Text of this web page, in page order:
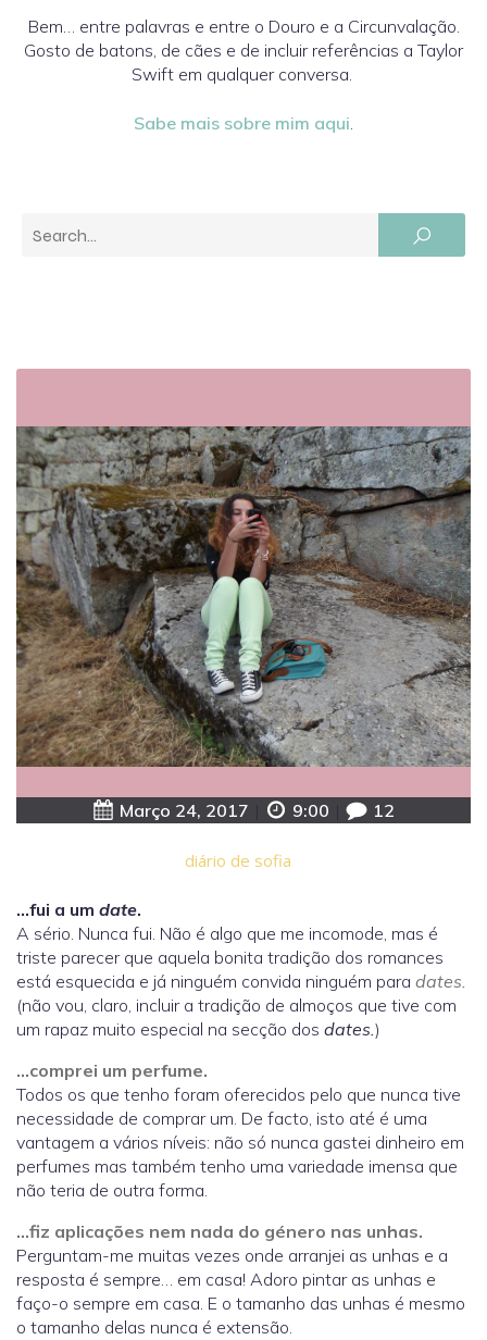
Bem… entre palavras e entre o Douro e a Circunvalação.
Gosto de batons, de cães e de incluir referências a Taylor
Swift em qualquer conversa.
Sabe mais sobre mim aqui.
Março 24, 2017 9:00 12
diário de sofia
…fui a um date.
A sério. Nunca fui. Não é algo que me incomode, mas é
triste parecer que aquela bonita tradição dos romances
está esquecida e já ninguém convida ninguém para dates.
(não vou, claro, incluir a tradição de almoços que tive com
um rapaz muito especial na secção dos dates.)
…comprei um perfume.
Todos os que tenho foram oferecidos pelo que nunca tive
necessidade de comprar um. De facto, isto até é uma
vantagem a vários níveis: não só nunca gastei dinheiro em
perfumes mas também tenho uma variedade imensa que
não teria de outra forma.
…fiz aplicações nem nada do género nas unhas.
Perguntam-me muitas vezes onde arranjei as unhas e a
resposta é sempre… em casa! Adoro pintar as unhas e
faço-o sempre em casa. E o tamanho das unhas é mesmo
o tamanho delas nunca é extensão.